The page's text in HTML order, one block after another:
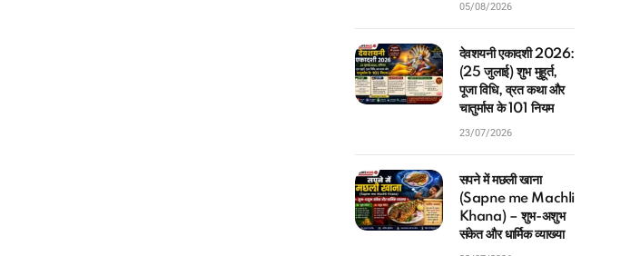
05/08/2026
देवशयनी एकादशी 2026:
(25 जुलाई) शुभ मुहूर्त,
पूजा विधि, व्रत कथा और
चातुर्मास के 101 नियम
23/07/2026
सपने में मछली खाना
(Sapne me Machli
Khana) – शुभ-अशुभ
संकेत और धार्मिक व्याख्या